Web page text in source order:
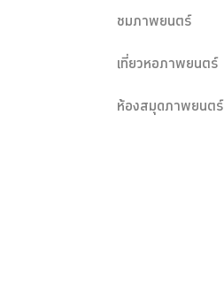
ชมภาพยนตร์
เที่ยวหอภาพยนตร์
ห้องสมุดภาพยนตร์